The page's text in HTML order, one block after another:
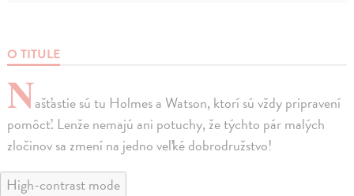
O TITULE
Našťastie sú tu Holmes a Watson, ktorí sú vždy pripravení
pomôcť. Lenže nemajú ani potuchy, že týchto pár malých
zločinov sa zmení na jedno veľké dobrodružstvo!
High-contrast mode